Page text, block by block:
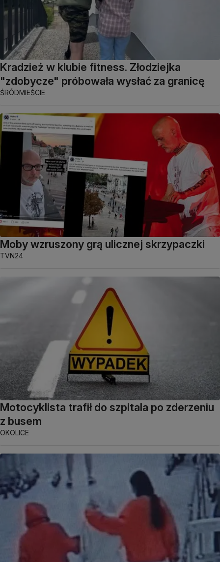
Kradzież w klubie fitness. Złodziejka
"zdobycze" próbowała wysłać za granicę
ŚRÓDMIEŚCIE
Moby wzruszony grą ulicznej skrzypaczki
TVN24
Motocyklista trafił do szpitala po zderzeniu
z busem
OKOLICE